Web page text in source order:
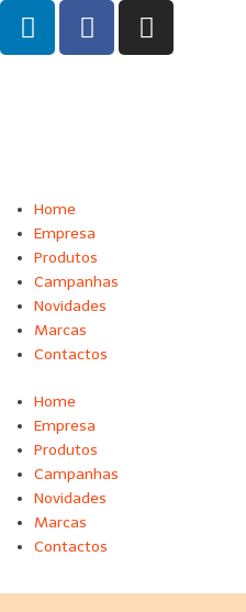
Home
Empresa
Produtos
Campanhas
Novidades
Marcas
Contactos
Home
Empresa
Produtos
Campanhas
Novidades
Marcas
Contactos